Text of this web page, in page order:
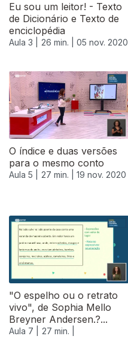
Eu sou um leitor! - Texto
de Dicionário e Texto de
enciclopédia
Aula 3 | 26 min. | 05 nov. 2020
O índice e duas versões
para o mesmo conto
Aula 5 | 27 min. | 19 nov. 2020
"O espelho ou o retrato
vivo", de Sophia Mello
Breyner Andersen.?...
Aula 7 |
27 min. |